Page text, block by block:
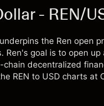
- REN/
the Ren open
Ren's goal is to open
decentralized
REN to USD charts at